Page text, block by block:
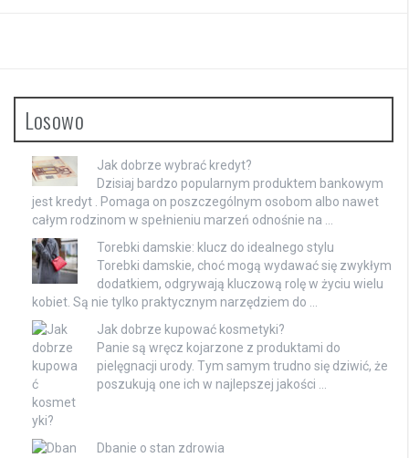
Losowo
Jak dobrze wybrać kredyt?
Dzisiaj bardzo popularnym produktem bankowym
jest kredyt . Pomaga on poszczególnym osobom albo nawet
całym rodzinom w spełnieniu marzeń odnośnie na …
Torebki damskie: klucz do idealnego stylu
Torebki damskie, choć mogą wydawać się zwykłym
dodatkiem, odgrywają kluczową rolę w życiu wielu
kobiet. Są nie tylko praktycznym narzędziem do …
Jak dobrze kupować kosmetyki?
Panie są wręcz kojarzone z produktami do
pielęgnacji urody. Tym samym trudno się dziwić, że
poszukują one ich w najlepszej jakości …
Dbanie o stan zdrowia